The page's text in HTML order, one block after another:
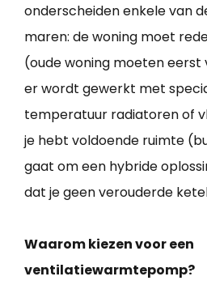
onderscheiden enkele van
maren: de woning moet
(oude woning moeten
er wordt gewerkt met
temperatuur radiatoren of
je hebt voldoende ruimte
gaat om een hybride
dat je geen verouderde
Waarom kiezen voor een
ventilatiewarmtepomp?